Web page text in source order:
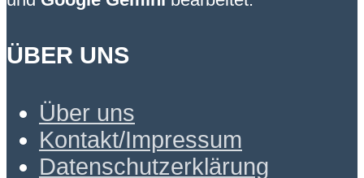
ÜBER UNS
Über uns
Kontakt/Impressum
Datenschutzerklärung